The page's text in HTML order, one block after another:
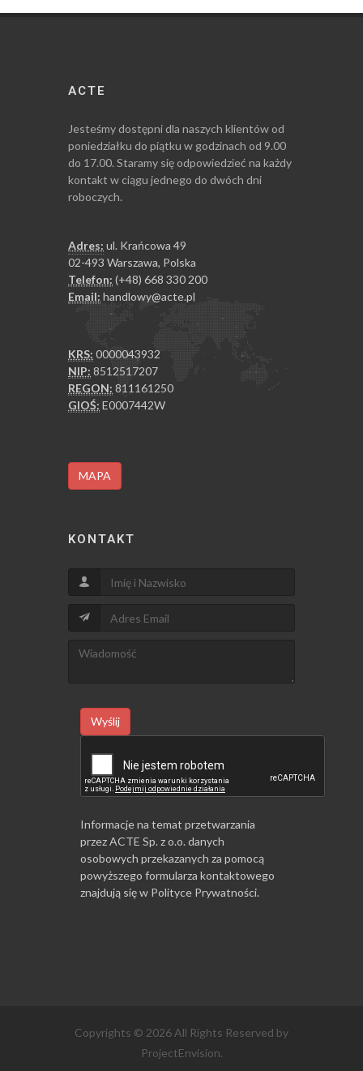
ACTE
Jesteśmy dostępni dla naszych klientów od
poniedziałku do piątku w godzinach od 9.00
do 17.00. Staramy się odpowiedzieć na każdy
kontakt w ciągu jednego do dwóch dni
roboczych.
Adres: ul. Krańcowa 49
02-493 Warszawa, Polska
Telefon: (+48) 668 330 200
Email: handlowy@acte.pl
KRS: 0000043932
NIP: 8512517207
REGON: 811161250
GIOŚ: E0007442W
MAPA
KONTAKT
Wyślij
Informacje na temat przetwarzania
przez ACTE Sp. z o.o. danych
osobowych przekazanych za pomocą
powyższego formularza kontaktowego
znajdują się w Polityce Prywatności.
Copyrights © 2026 All Rights Reserved by
ProjectEnvision.